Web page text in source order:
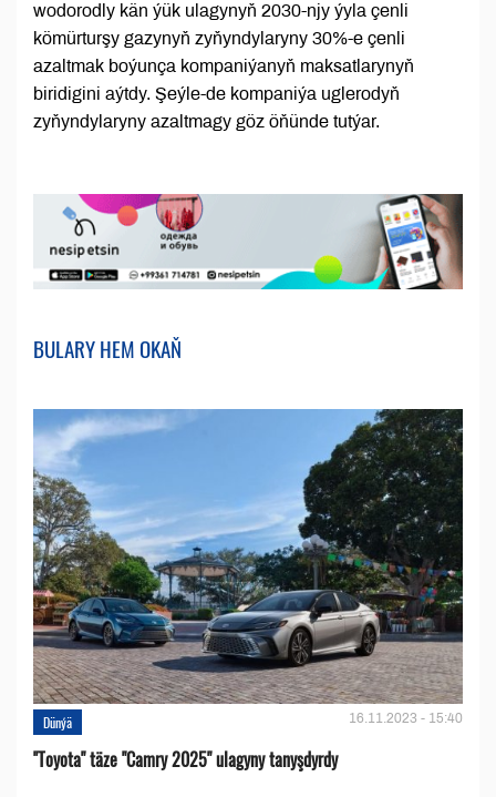
wodorodly kän ýük ulagynyň 2030-njy ýyla çenli
kömürturşy gazynyň zyňyndylaryny 30%-e çenli
azaltmak boýunça kompaniýanyň maksatlarynyň
biridigini aýtdy. Şeýle-de kompaniýa uglerodyň
zyňyndylaryny azaltmagy göz öňünde tutýar.
BULARY HEM OKAŇ
Dünýä 16.11.2023 - 15:40
''Toyota" täze "Camry 2025" ulagyny tanyşdyrdy